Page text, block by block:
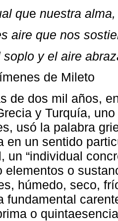
que nuestra alma,
aire que nos
soplo y el aire
de Mileto
de dos mil años,
y Turquía,
usó la palabra
en un sentido
un “individual
elementos o
húmedo, seco,
fundamental
o